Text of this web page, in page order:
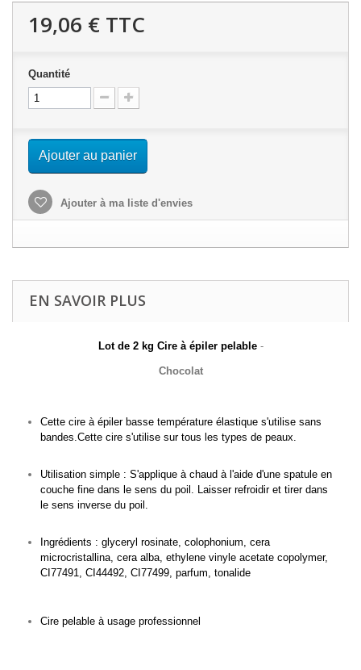
19,06 € TTC
Quantité
Ajouter au panier
Ajouter à ma liste d'envies
EN SAVOIR PLUS
Lot de 2 kg Cire à épiler pelable -
Chocolat
Cette cire à épiler basse température élastique s'utilise sans
bandes.Cette cire s'utilise sur tous les types de peaux.
Utilisation simple : S'applique à chaud à l'aide d'une spatule en
couche fine dans le sens du poil. Laisser refroidir et tirer dans
le sens inverse du poil.
Ingrédients : glyceryl rosinate, colophonium, cera
microcristallina, cera alba, ethylene vinyle acetate copolymer,
CI77491, CI44492, CI77499, parfum, tonalide
Cire pelable à usage professionnel